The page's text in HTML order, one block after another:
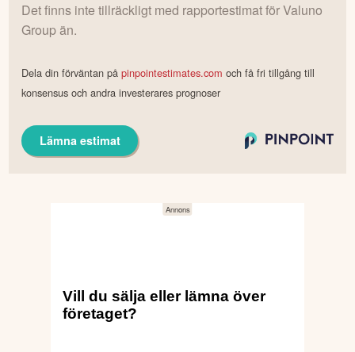
Det finns inte tillräckligt med rapportestimat förValuno
Groupän.
Dela din förväntan påpinpointestimates.com och få fri tillgång till
konsensus och andra investerares prognoser
Lämna estimat